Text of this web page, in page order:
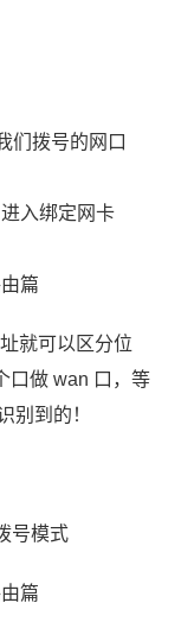
们拨号的网口
入绑定网卡
篇
就可以区分位
口做 wan 口，等
别到的！
号模式
篇